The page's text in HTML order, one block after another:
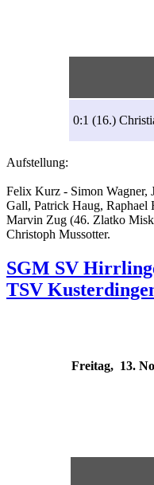
0:1 (16.)
Aufstellung:
Felix Kurz - Simon Wagner,
Gall, Patrick Haug,
Marvin Zug (46. Zlatko
Christoph Mussotter.
SGM SV
TSV
Freitag, 13.